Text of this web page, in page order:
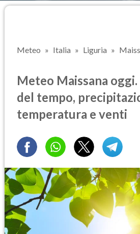
Meteo Italia Liguria
Meteo Maissana
del tempo,
temperatura e venti